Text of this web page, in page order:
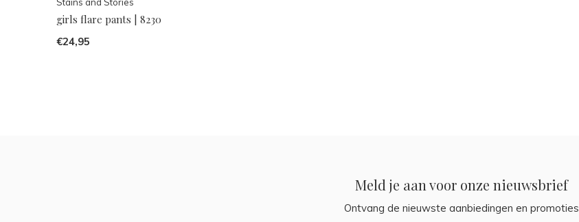
girls flare pants | 8230
€24,95
Meld je aan voor onze nieuwsbrief
Ontvang de nieuwste aanbiedingen en promoties